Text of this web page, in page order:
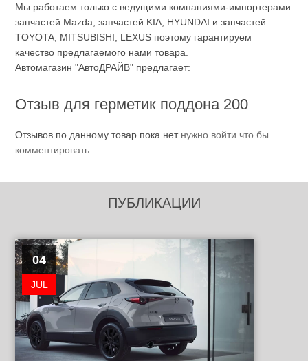
Мы работаем только с ведущими компаниями-импортерами
запчастей Mazda, запчастей KIA, HYUNDAI и запчастей
TOYOTA, MITSUBISHI, LEXUS поэтому гарантируем
качество предлагаемого нами товара.
Автомагазин "АвтоДРАЙВ" предлагает:
Отзыв для герметик поддона 200
Отзывов по данному товар пока нет нужно войти что бы
комментировать
ПУБЛИКАЦИИ
04
JUL